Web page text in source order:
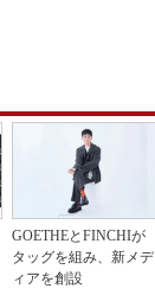
GOETHEとFINCHIが
タッグを組み、新メデ
ィアを創設